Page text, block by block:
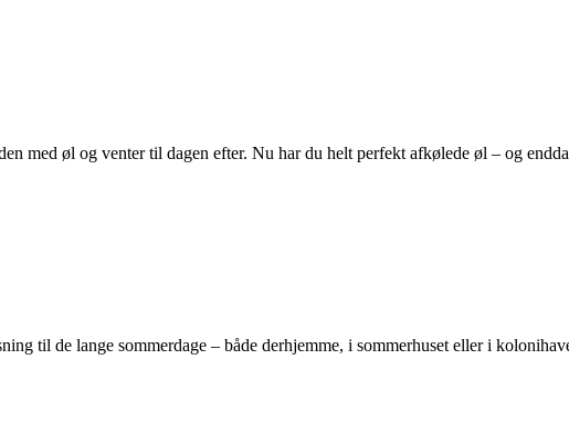
med øl og venter til dagen efter. Nu har du helt perfekt afkølede øl – og
til de lange sommerdage – både derhjemme, i sommerhuset eller i